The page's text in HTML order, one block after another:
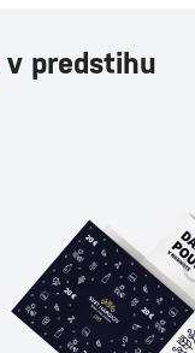
v predstihu